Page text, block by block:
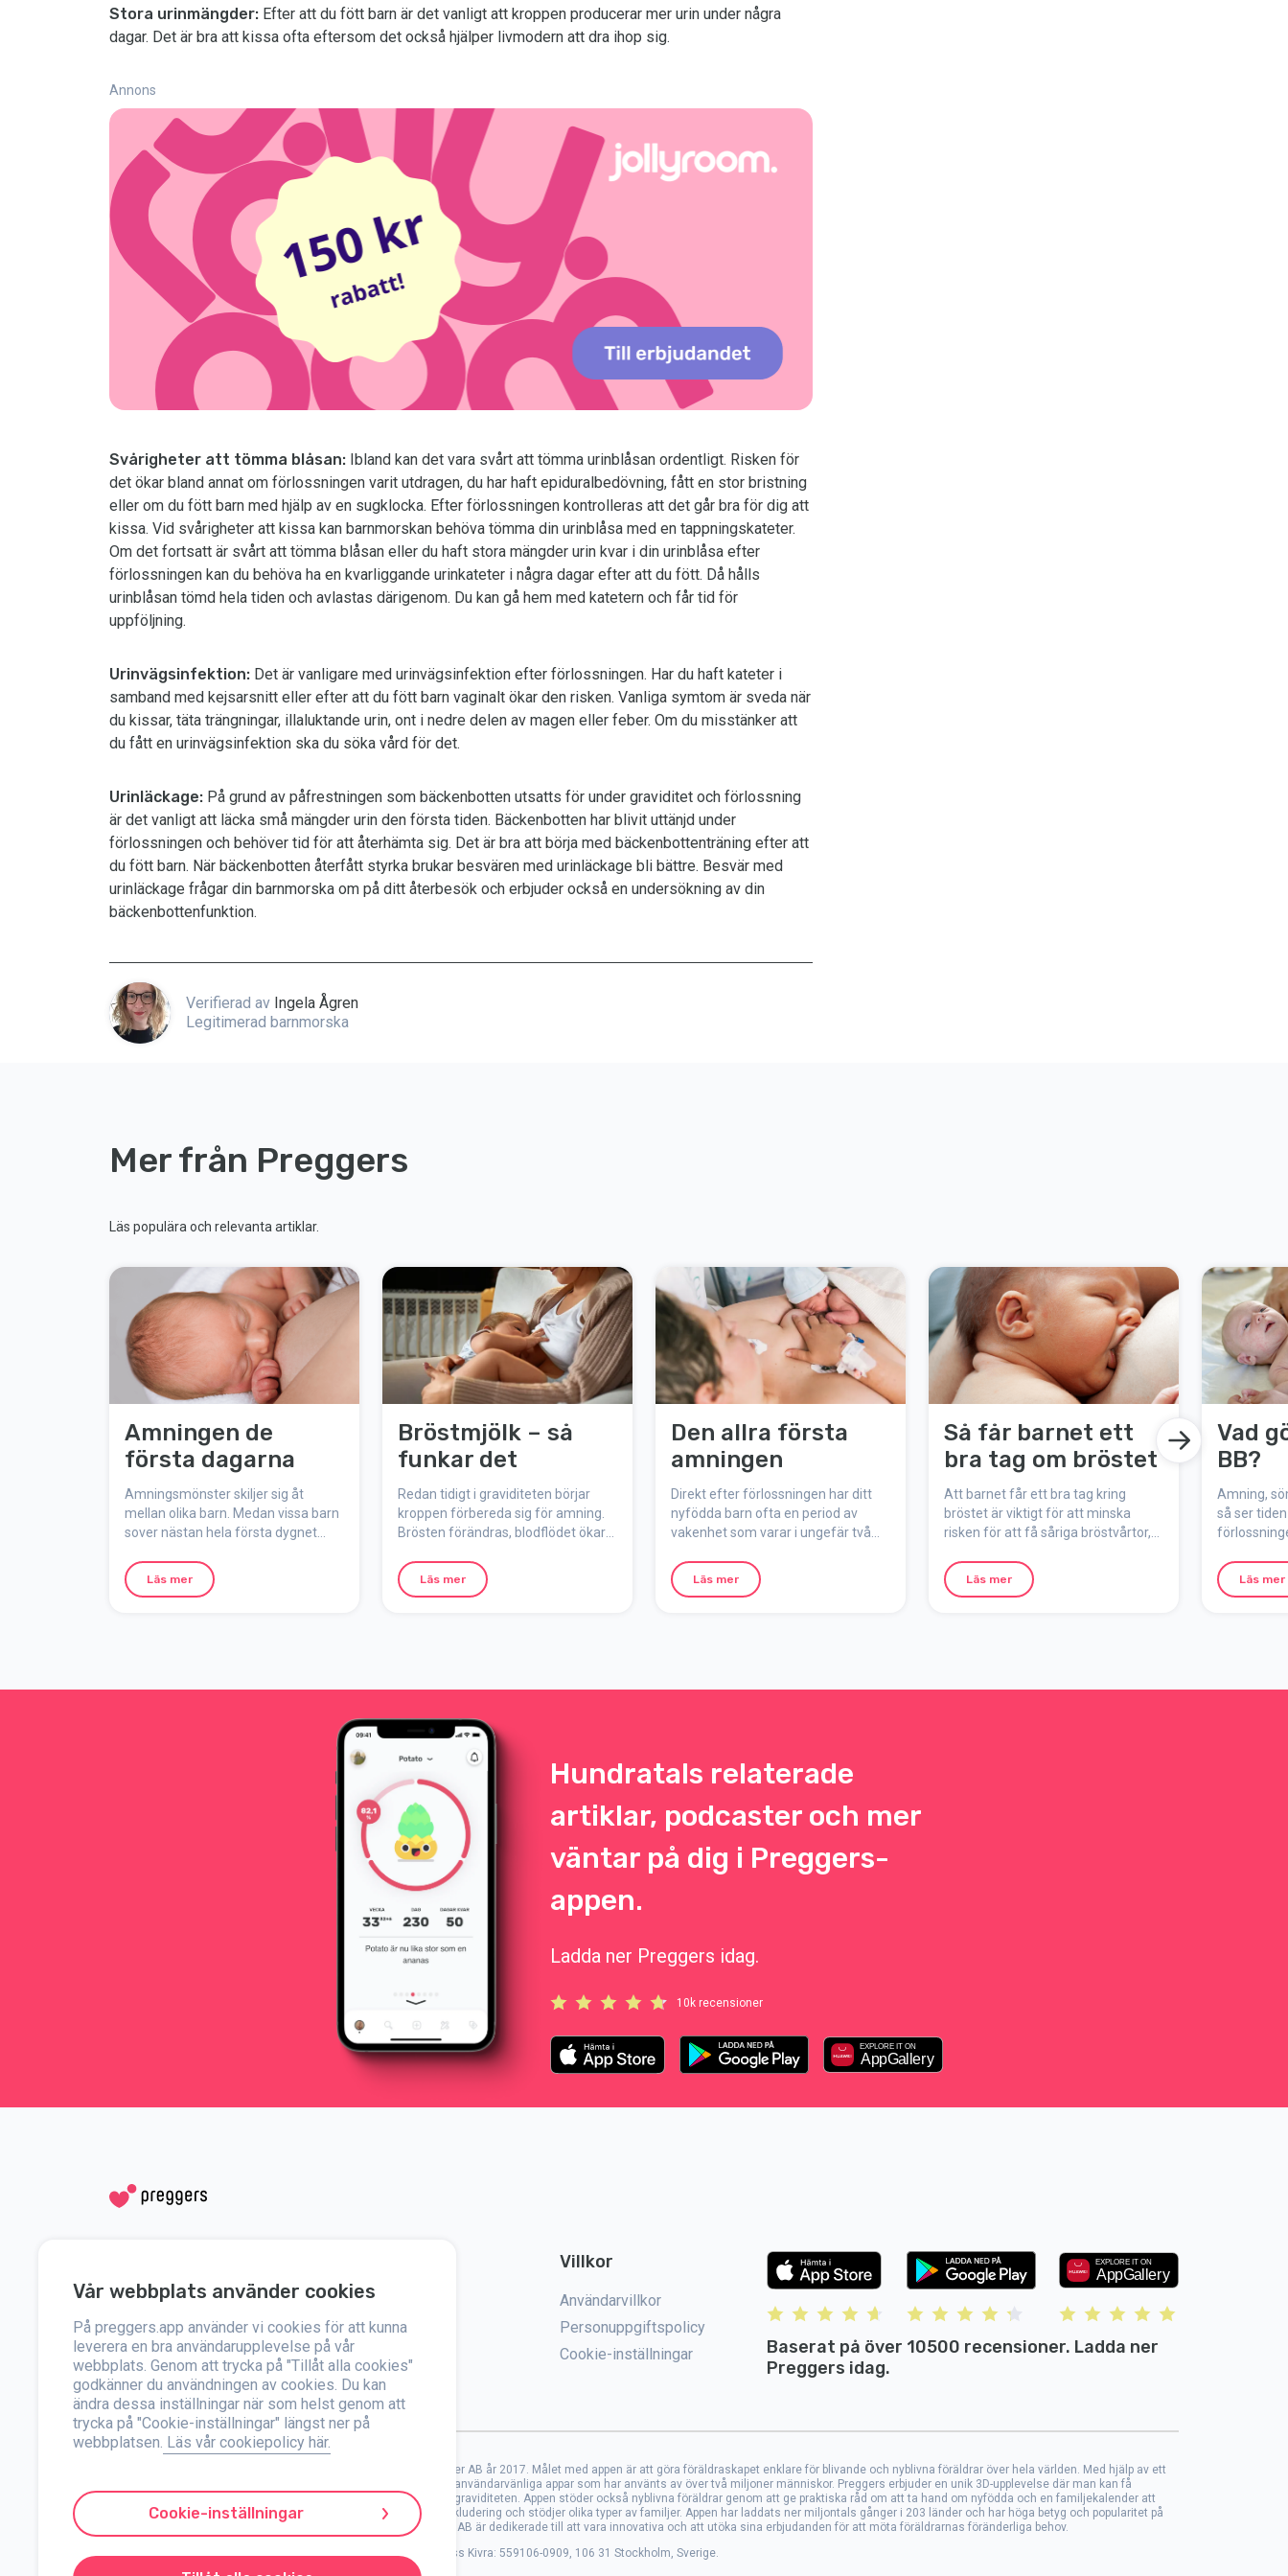
Stora urinmängder: Efter att du fött barn är det vanligt att kroppen producerar mer urin under några
dagar. Det är bra att kissa ofta eftersom det också hjälper livmodern att dra ihop sig.
Annons
Svårigheter att tömma blåsan: Ibland kan det vara svårt att tömma urinblåsan ordentligt. Risken för
det ökar bland annat om förlossningen varit utdragen, du har haft epiduralbedövning, fått en stor bristning
eller om du fött barn med hjälp av en sugklocka. Efter förlossningen kontrolleras att det går bra för dig att
kissa. Vid svårigheter att kissa kan barnmorskan behöva tömma din urinblåsa med en tappningskateter.
Om det fortsatt är svårt att tömma blåsan eller du haft stora mängder urin kvar i din urinblåsa efter
förlossningen kan du behöva ha en kvarliggande urinkateter i några dagar efter att du fött. Då hålls
urinblåsan tömd hela tiden och avlastas därigenom. Du kan gå hem med katetern och får tid för
uppföljning.
Urinvägsinfektion: Det är vanligare med urinvägsinfektion efter förlossningen. Har du haft kateter i
samband med kejsarsnitt eller efter att du fött barn vaginalt ökar den risken. Vanliga symtom är sveda när
du kissar, täta trängningar, illaluktande urin, ont i nedre delen av magen eller feber. Om du misstänker att
du fått en urinvägsinfektion ska du söka vård för det.
Urinläckage: På grund av påfrestningen som bäckenbotten utsatts för under graviditet och förlossning
är det vanligt att läcka små mängder urin den första tiden. Bäckenbotten har blivit uttänjd under
förlossningen och behöver tid för att återhämta sig. Det är bra att börja med bäckenbottenträning efter att
du fött barn. När bäckenbotten återfått styrka brukar besvären med urinläckage bli bättre. Besvär med
urinläckage frågar din barnmorska om på ditt återbesök och erbjuder också en undersökning av din
bäckenbottenfunktion.
Verifierad av Ingela Ågren
Legitimerad barnmorska
Mer från Preggers
Läs populära och relevanta artiklar.
Amningen de
första dagarna
Amningsmönster skiljer sig åt
mellan olika barn. Medan vissa barn
sover nästan hela första dygnet
ofta. Även om det kan vara svårt att
prioritera sig själv, se till att sova när
Läs mer
Bröstmjölk – så
funkar det
Redan tidigt i graviditeten börjar
kroppen förbereda sig för amning.
Brösten förändras, blodflödet ökar
vi igenom hur bröstmjölken bildas,
vad råmjölk är och hur amningen
Läs mer
Den allra första
amningen
Direkt efter förlossningen har ditt
nyfödda barn ofta en period av
vakenhet som varar i ungefär två
amningen brukar ske, en viktig och
fin stund för både barnet och dig.
Läs mer
Så får barnet ett
bra tag om bröstet
Att barnet får ett bra tag kring
bröstet är viktigt för att minska
risken för att få såriga bröstvårtor,
liten mjölkmängd och dålig
viktuppgång hos barnet.
Läs mer
Vad
BB?
Amning,
så ser
Läs mer
Hundratals relaterade
artiklar, podcaster och mer
väntar på dig i Preggers-
appen.
Ladda ner Preggers idag.
10k recensioner
Instagram
Facebook
Kontakta oss
Om oss
Press
Villkor
Användarvillkor
Personuppgiftspolicy
Cookie-inställningar
Baserat på över 10500 recensioner. Ladda ner
Preggers idag.
Preggers är en app som skapades av det svenska företaget Stroller AB år 2017. Målet med appen är att göra föräldraskapet enklare för blivande och nyblivna föräldrar över hela världen. Med hjälp av ett
mångsidigt team och samarbeten med experter har de utvecklat användarvänliga appar som har använts av över två miljoner människor. Preggers erbjuder en unik 3D-upplevelse där man kan få
uppdateringar, tips och verktyg som är anpassade för varje steg i graviditeten. Appen stöder också nyblivna föräldrar genom att ge praktiska råd om att ta hand om nyfödda och en familjekalender att
organisera vardagen med. Preggers värdesätter mångfald och inkludering och stödjer olika typer av familjer. Appen har laddats ner miljontals gånger i 203 länder och har höga betyg och popularitet på
180 marknader. Preggers är en pålitlig resurs för föräldrar. Stroller AB är dedikerade till att vara innovativa och att utöka sina erbjudanden för att möta föräldrarnas föränderliga behov.
Preggers är ett registrerat varumärke under Stroller AB med adress Kivra: 559106-0909, 106 31 Stockholm, Sverige.
Vår webbplats använder cookies
På preggers.app använder vi cookies för att kunna
leverera en bra användarupplevelse på vår
webbplats. Genom att trycka på "Tillåt alla cookies"
godkänner du användningen av cookies. Du kan
ändra dessa inställningar när som helst genom att
trycka på "Cookie-inställningar" längst ner på
webbplatsen. Läs vår cookiepolicy här.
Cookie-inställningar